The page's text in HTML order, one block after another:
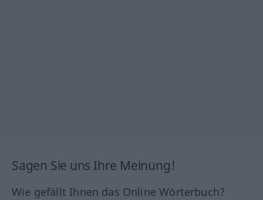
Sagen Sie uns Ihre Meinung!
Wie gefällt Ihnen das Online Wörterbuch?